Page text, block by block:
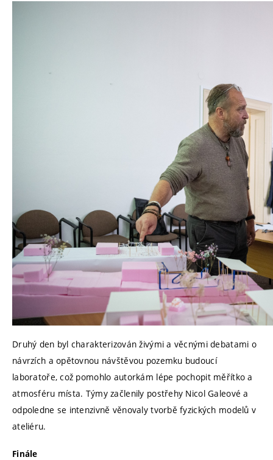
Druhý den byl charakterizován živými a věcnými debatami o
návrzích a opětovnou návštěvou pozemku budoucí
laboratoře, což pomohlo autorkám lépe pochopit měřítko a
atmosféru místa. Týmy začlenily postřehy Nicol Galeové a
odpoledne se intenzivně věnovaly tvorbě fyzických modelů v
ateliéru.
Finále